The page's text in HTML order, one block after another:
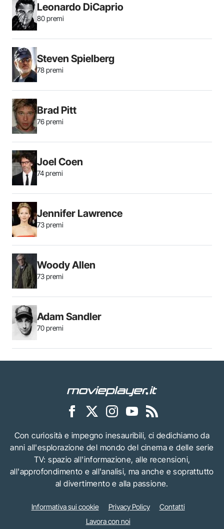
Leonardo DiCaprio
80 premi
Steven Spielberg
78 premi
Brad Pitt
76 premi
Joel Coen
74 premi
Jennifer Lawrence
73 premi
Woody Allen
73 premi
Adam Sandler
70 premi
Con curiosità e impegno inesauribili, ci dedichiamo da
anni all'esplorazione del mondo del cinema e delle serie
TV: spazio all'informazione, alle recensioni,
all'approfondimento e all'analisi, ma anche e soprattutto
al divertimento e alla passione.
Informativa sui cookie Privacy Policy
Contatti
Lavora con noi